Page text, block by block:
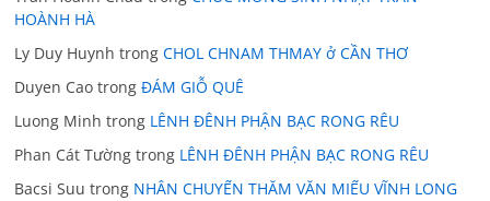
HOÀNH HÀ
Ly Duy Huynh trongCHOL CHNAM THMAY ở CẦN THƠ
Duyen Cao trongĐÁM GIỖ QUÊ
Luong Minh trong LÊNH ĐÊNH PHẬN BẠC RONG RÊU
Phan Cát Tường trong LÊNH ĐÊNH PHẬN BẠC RONG RÊU
Bacsi Suu trong NHÂN CHUYẾN THĂM VĂN MIẾU VĨNH LONG